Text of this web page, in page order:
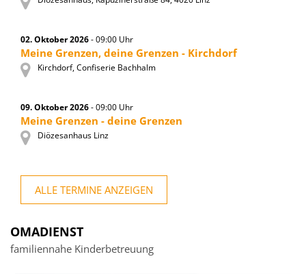
02. Oktober 2026- 09:00 Uhr
Meine Grenzen, deine Grenzen - Kirchdorf
Kirchdorf, Confiserie Bachhalm
09. Oktober 2026- 09:00 Uhr
Meine Grenzen - deine Grenzen
Diözesanhaus Linz
ALLE TERMINE ANZEIGEN
OMADIENST
familiennahe Kinderbetreuung